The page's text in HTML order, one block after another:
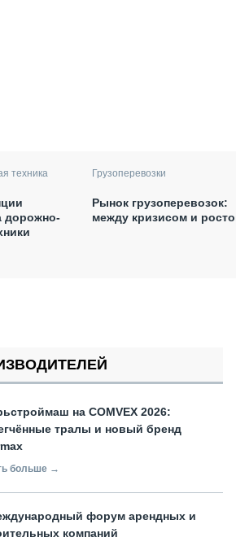
техника
дорожно-
Грузоперевозки
Рынок грузоперевозок:
между кризисом и
на COMVEX 2026:
тралы и новый бренд
больше →
форум арендных и
компаний